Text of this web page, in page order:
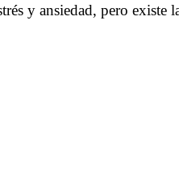
y ansiedad, pero existe